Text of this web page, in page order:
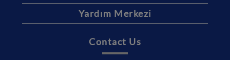
Yardım Merkezi
Contact Us